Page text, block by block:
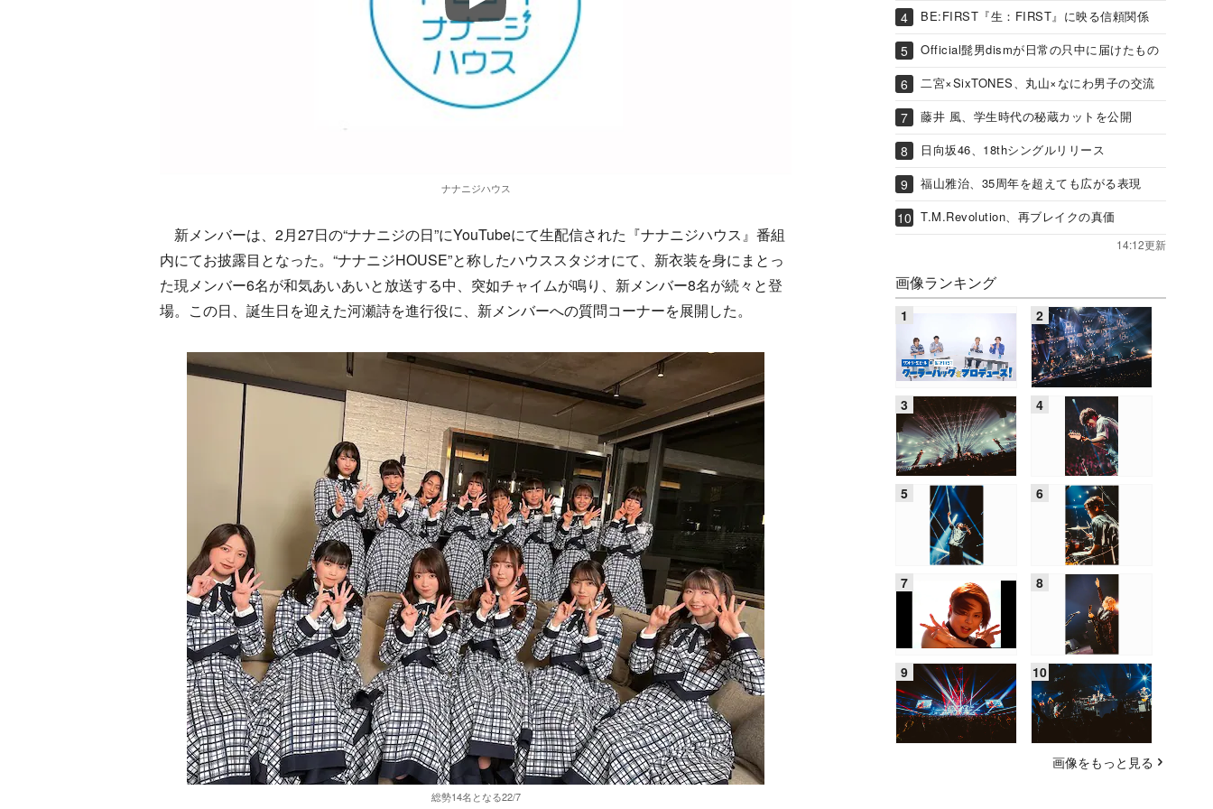
ナナニジハウス
新メンバーは、2月27日の“ナナニジの日”にYouTubeにて生配信された『ナナニジハウス』番組
内にてお披露目となった。“ナナニジHOUSE”と称したハウススタジオにて、新衣装を身にまとっ
た現メンバー6名が和気あいあいと放送する中、突如チャイムが鳴り、新メンバー8名が続々と登
場。この日、誕生日を迎えた河瀬詩を進行役に、新メンバーへの質問コーナーを展開した。
総勢14名となる22/7
BE:FIRST『生：FIRST』に映る信頼関係
Official髭男dismが日常の只中に届けたもの
二宮×SixTONES、丸山×なにわ男子の交流
藤井 風、学生時代の秘蔵カットを公開
日向坂46、18thシングルリリース
福山雅治、35周年を超えても広がる表現
T.M.Revolution、再ブレイクの真価
14:12更新
画像ランキング
画像をもっと見る